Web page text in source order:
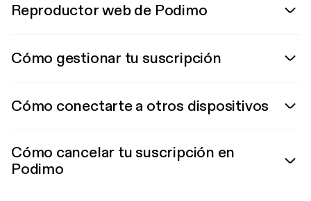
Reproductor web de Podimo
Cómo gestionar tu suscripción
Cómo conectarte a otros dispositivos
Cómo cancelar tu suscripción en
Podimo